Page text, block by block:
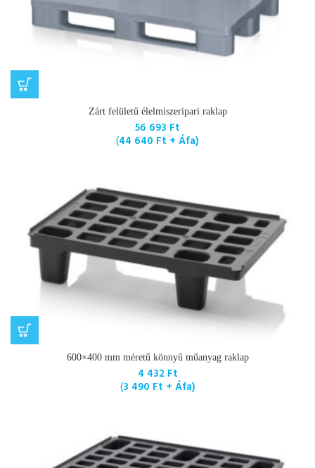
Zárt felületű élelmiszeripari raklap
56 693 Ft
(44 640 Ft + Áfa)
600×400 mm méretű könnyű műanyag raklap
4 432 Ft
(3 490 Ft + Áfa)